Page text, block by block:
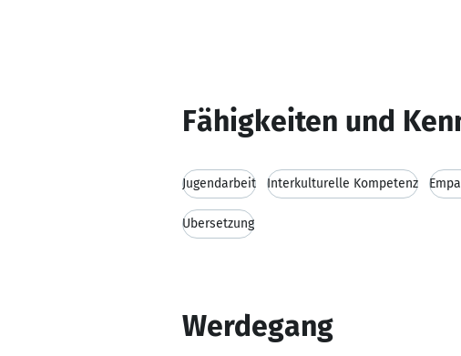
Fähigkeiten und
Jugendarbeit Interkulturelle Kompetenz
Übersetzung
Werdegang